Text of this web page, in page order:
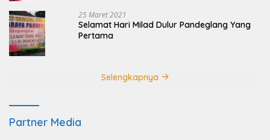
25 Maret 2021
Selamat Hari Milad Dulur Pandeglang Yang
Pertama
Selengkapnya
Partner Media